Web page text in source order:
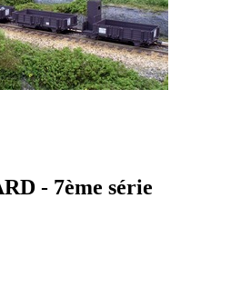
- 7ème série